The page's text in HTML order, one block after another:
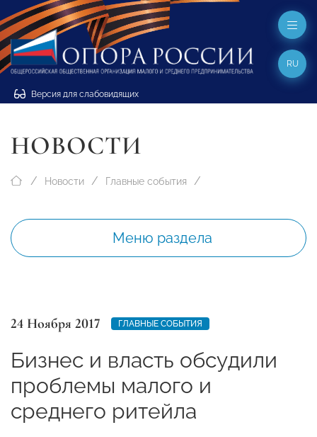
Версия для слабовидящих
RU
НОВОСТИ
Новости Главные события
Меню раздела
24 Ноября 2017 ГЛАВНЫЕ СОБЫТИЯ
Бизнес и власть обсудили
проблемы малого и
среднего ритейла